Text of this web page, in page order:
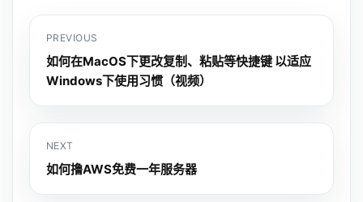
PREVIOUS
如何在MacOS下更改复制、粘贴等快捷键 以适应
Windows下使用习惯（视频）
NEXT
如何撸AWS免费一年服务器